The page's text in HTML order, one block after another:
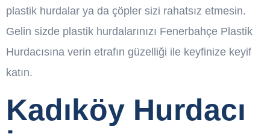
plastik hurdalar ya da çöpler sizi rahatsız etmesin.
Gelin sizde plastik hurdalarınızı Fenerbahçe Plastik
Hurdacısına verin etrafın güzelliği ile keyfinize keyif
katın.
Kadıköy Hurdacı